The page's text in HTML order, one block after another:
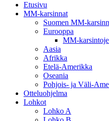
Etusivu
MM-karsinnat
Suomen MM-
Eurooppa
MM-
Aasia
Afrikka
Etelä-Amerikka
Oseania
Pohjois- ja Väli-
Otteluohjelma
Lohkot
Lohko A